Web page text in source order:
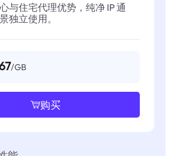
与住宅代理优势，纯净 IP 通
独立使用。
/GB
购买